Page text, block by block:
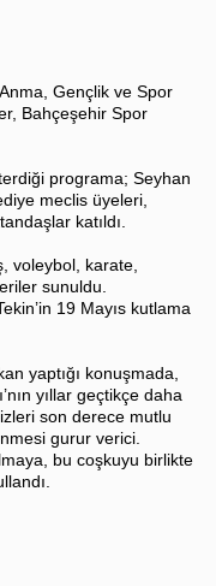
Gençlik ve Spor
Bahçeşehir Spor
programa; Seyhan
meclis üyeleri,
katıldı.
voleybol, karate,
sunuldu.
19 Mayıs kutlama
yaptığı konuşmada,
yıllar geçtikçe daha
son derece mutlu
gurur verici.
bu coşkuyu birlikte